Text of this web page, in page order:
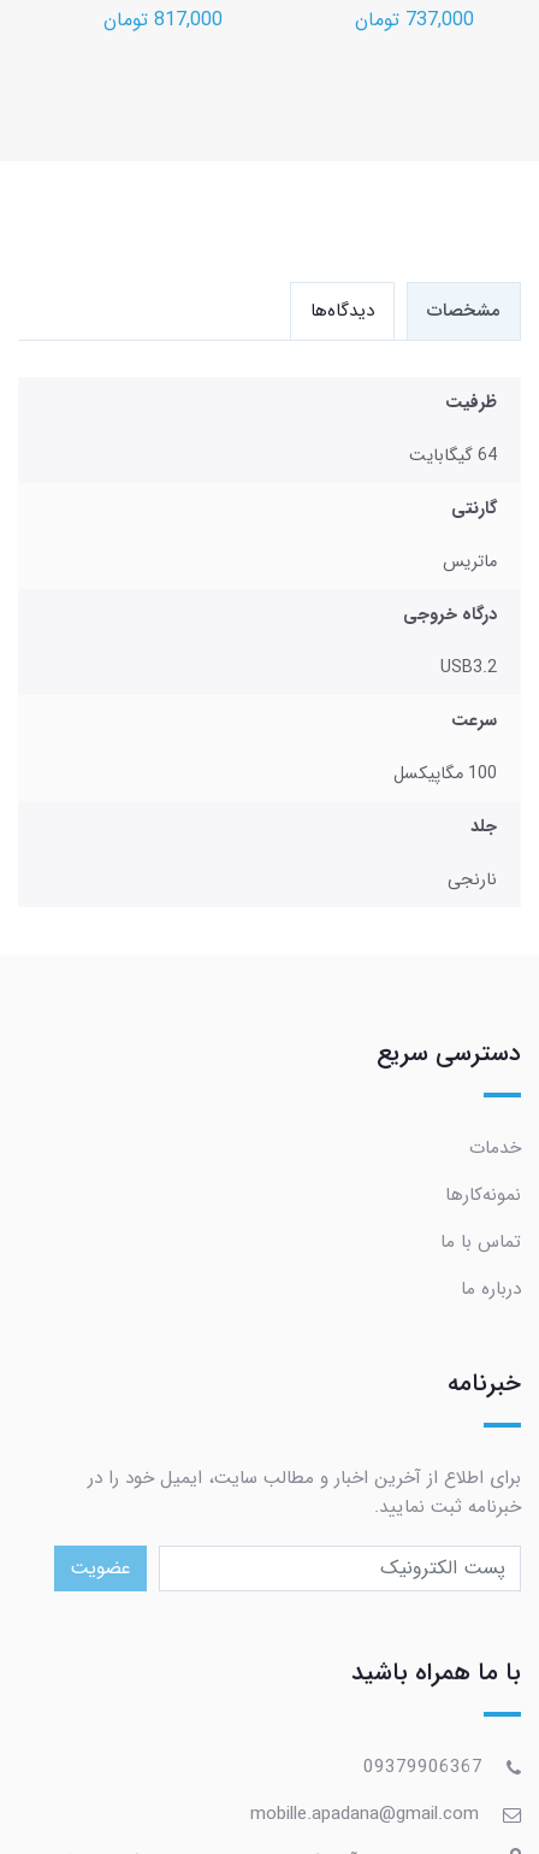
737,000 تومان 817,000 تومان
مشخصات دیدگاه‌ها
ظرفیت
64 گیگابایت
گارنتی
ماتریس
درگاه خروجی
USB3.2
سرعت
100 مگاپیکسل
جلد
نارنجی
دسترسی سریع
خدمات
نمونه‌کارها
تماس با ما
درباره ما
خبرنامه
برای اطلاع از آخرین اخبار و مطالب سایت، ایمیل خود را در
خبرنامه ثبت نمایید.
عضویت
با ما همراه باشید
09379906367
mobille.apadana@gmail.com